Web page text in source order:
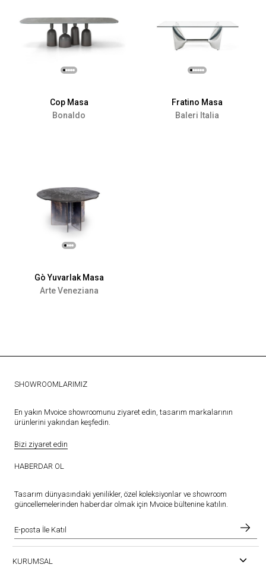
Cop Masa
Bonaldo
Fratino Masa
Baleri Italia
Gò Yuvarlak Masa
Arte Veneziana
SHOWROOMLARIMIZ
En yakın Mvoice showroomunu ziyaret edin, tasarım markalarının
ürünlerini yakından keşfedin.
Bizi ziyaret edin
HABERDAR OL
Tasarım dünyasındaki yenilikler, özel koleksiyonlar ve showroom
güncellemelerinden haberdar olmak için Mvoice bültenine katılın.
KURUMSAL